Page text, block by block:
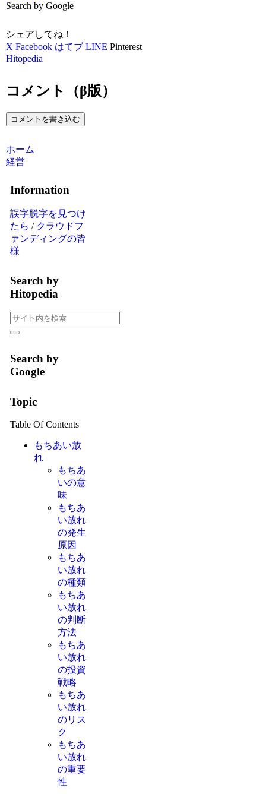
Search by Google
シェアしてね！
X Facebook はてブ LINE Pinterest
Hitopedia
コメント（β版）
コメントを書き込む
ホーム
経営
Information
誤字脱字を見つけ
たら / クラウドフ
ァンディングの皆
様
Search by
Hitopedia
Search by
Google
Topic
Table Of Contents
もちあい放
れ
もちあ
いの意
味
もちあ
い放れ
の発生
原因
もちあ
い放れ
の種類
もちあ
い放れ
の判断
方法
もちあ
い放れ
の投資
戦略
もちあ
い放れ
のリス
ク
もちあ
い放れ
の重要
性